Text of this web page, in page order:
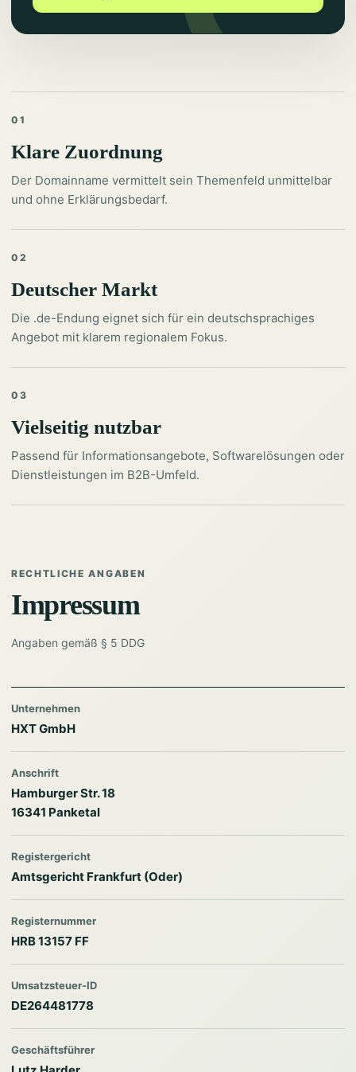
01
Klare Zuordnung
Der Domainname vermittelt sein Themenfeld unmittelbar
und ohne Erklärungsbedarf.
02
Deutscher Markt
Die .de-Endung eignet sich für ein deutschsprachiges
Angebot mit klarem regionalem Fokus.
03
Vielseitig nutzbar
Passend für Informationsangebote, Softwarelösungen oder
Dienstleistungen im B2B-Umfeld.
RECHTLICHE ANGABEN
Impressum
Angaben gemäß § 5 DDG
Unternehmen
HXT GmbH
Anschrift
Hamburger Str. 18
16341 Panketal
Registergericht
Amtsgericht Frankfurt (Oder)
Registernummer
HRB 13157 FF
Umsatzsteuer-ID
DE264481778
Geschäftsführer